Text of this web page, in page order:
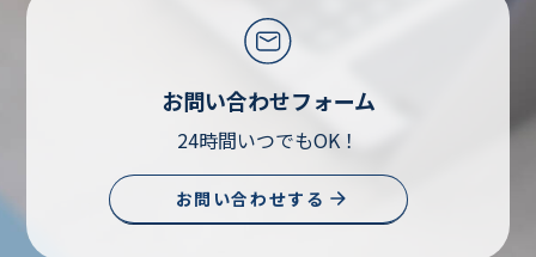
お問い合わせフォーム
24時間いつでもOK！
お問い合わせする